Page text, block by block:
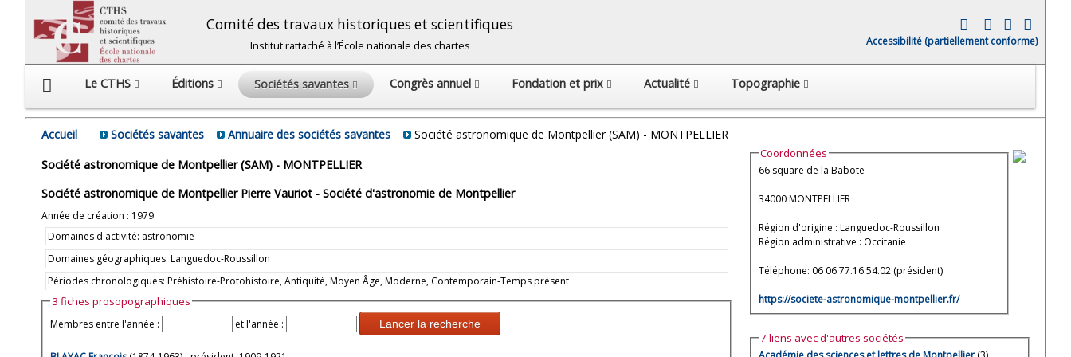
Comité des travaux historiques et scientifiques
Institut rattaché à l’École nationale des chartes Accessibilité (partiellement conforme)
Le CTHS Éditions Sociétés savantes Congrès annuel Fondation et prix Actualité Topographie
Accueil Sociétés savantes Annuaire des sociétés savantes
Société astronomique de Montpellier (SAM) - MONTPELLIER
Société astronomique de Montpellier (SAM) - MONTPELLIER
Société astronomique de Montpellier Pierre Vauriot - Société d'astronomie de Montpellier
Année de création : 1979
Domaines d'activité: astronomie
Domaines géographiques: Languedoc-Roussillon
Périodes chronologiques: Préhistoire-Protohistoire, Antiquité, Moyen Âge, Moderne, Contemporain-Temps présent
3 fiches prosopographiques
Membres entre l'année : et l'année : Lancer la recherche
Coordonnées
66 square de la Babote
34000 MONTPELLIER
Région d'origine : Languedoc-Roussillon
Région administrative : Occitanie
Téléphone: 06 06.77.16.54.02 (président)
https://societe-astronomique-montpellier.fr/
7 liens avec d'autres sociétés